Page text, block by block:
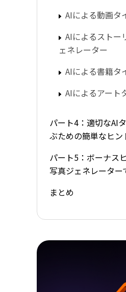
AIによる動画タ
AIによるストー
ェネレーター
AIによる書籍タ
AIによるアート
パート4：適切なAI
ぶための簡単なヒン
パート5：ボーナス
写真ジェネレータ
まとめ